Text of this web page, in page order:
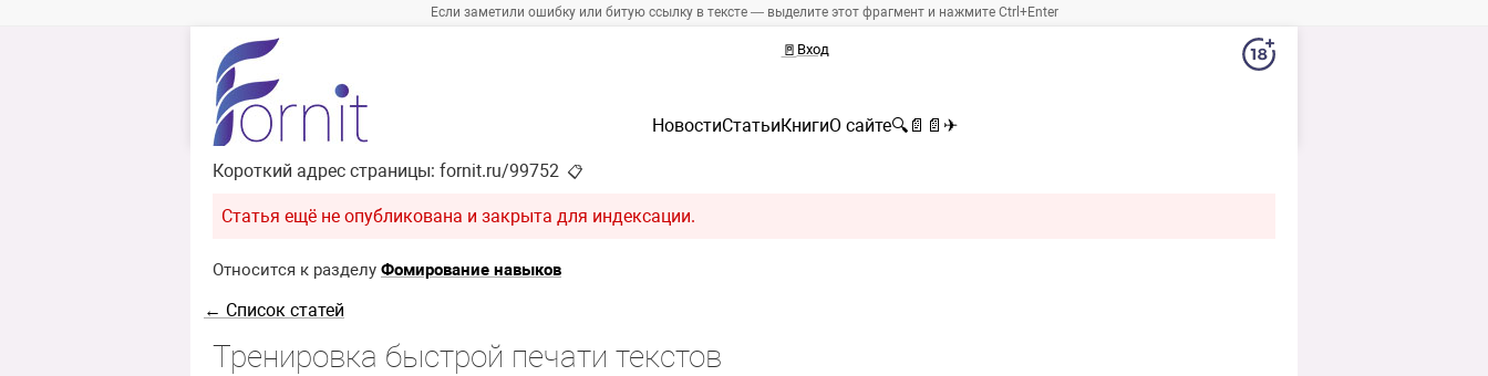
Если заметили ошибку или битую ссылку в тексте — выделите этот фрагмент и нажмите Ctrl+Enter
🚪 Вход
НовостиСтатьиКнигиО сайте🔍 📄 📄 ✈
Короткий адрес страницы: fornit.ru/99752 📋
Статья ещё не опубликована и закрыта для индексации.
Относится к разделу Фомирование навыков
← Список статей
Тренировка быстрой печати текстов